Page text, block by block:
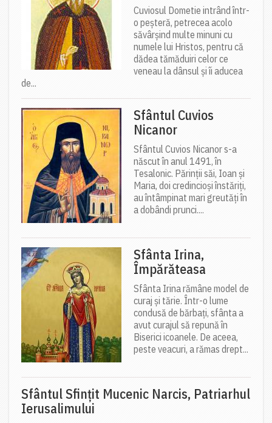
Cuviosul Dometie intrând într-
o peșteră, petrecea acolo
săvârșind multe minuni cu
numele lui Hristos, pentru că
dădea tămăduiri celor ce
veneau la dânsul și îi aducea
de...
Sfântul Cuvios
Nicanor
Sfântul Cuvios Nicanor s-a
născut în anul 1491, în
Tesalonic. Părinții săi, Ioan și
Maria, doi credincioși înstăriți,
au întâmpinat mari greutăți în
a dobândi prunci....
Sfânta Irina,
Împărăteasa
Sfânta Irina rămâne model de
curaj și tărie. Într-o lume
condusă de bărbați, sfânta a
avut curajul să repună în
Biserici icoanele. De aceea,
peste veacuri, a rămas drept...
Sfântul Sfinţit Mucenic Narcis, Patriarhul
Ierusalimului